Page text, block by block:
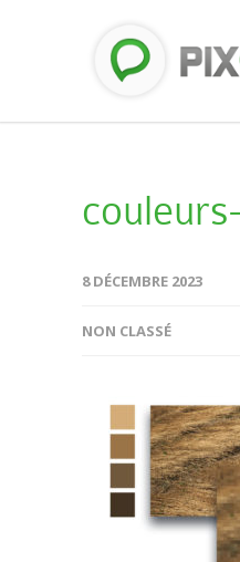
8 DÉCEMBRE 2023
NON CLASSÉ